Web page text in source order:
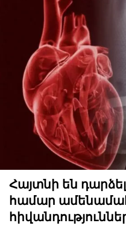
Հայտնի են
համար